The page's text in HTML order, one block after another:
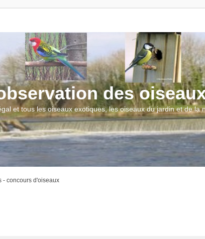
des
et tous les oiseaux exotiques, les oiseaux du jardin et de la
- concours d'oiseaux